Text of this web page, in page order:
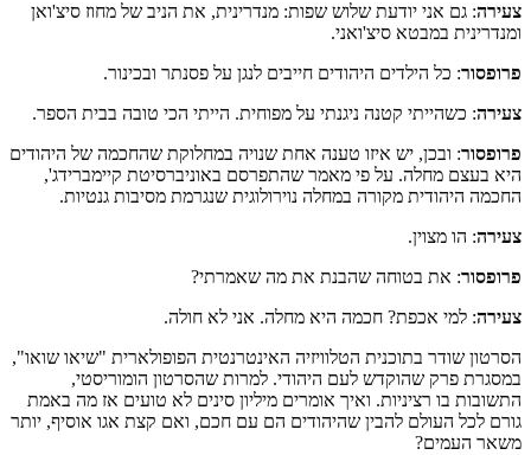
צעירה: גם אני יודעת שלוש שפות: מנדרינית, את הניב של מחוז סיצ'ואן
ומנדרינית במבטא סיצ'ואני.
פרופסור: כל הילדים היהודים חייבים לנגן על פסנתר ובכינור.
צעירה: כשהייתי קטנה ניגנתי על מפוחית. הייתי הכי טובה בבית הספר.
פרופסור: ובכן, יש איזו טענה אחת שנויה במחלוקת שהחכמה של היהודים
היא בעצם מחלה. על פי מאמר שהתפרסם באוניברסיטת קיימברידג',
החכמה היהודית מקורה במחלה נוירולוגית שנגרמת מסיבות גנטיות.
צעירה: הו מצוין.
פרופסור: את בטוחה שהבנת את מה שאמרתי?
צעירה: למי אכפת? חכמה היא מחלה. אני לא חולה.
הסרטון שודר בתוכנית הטלוויזיה האינטרנטית הפופולארית "שיאו שואו",
במסגרת פרק שהוקדש לעם היהודי. למרות שהסרטון הומוריסטי,
התשובות בו רציניות. ואיך אומרים מיליון סינים לא טועים אז מה באמת
גורם לכל העולם להבין שהיהודים הם עם חכם, ואם קצת אגו אוסיף, יותר
משאר העמים?